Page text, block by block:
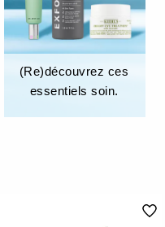
(Re)découvrez ces
essentiels soin.